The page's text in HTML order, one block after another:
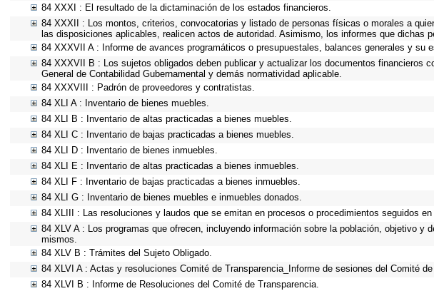
84 XXXI : El resultado de la dictaminación de los estados financieros.
84 XXXII : Los montos, criterios, convocatorias y listado de personas físicas o morales a
las disposiciones aplicables, realicen actos de autoridad. Asimismo, los informes que dichas
84 XXXVII A : Informe de avances programáticos o presupuestales, balances generales y su
84 XXXVII B : Los sujetos obligados deben publicar y actualizar los documentos financieros
General de Contabilidad Gubernamental y demás normatividad aplicable.
84 XXXVIII : Padrón de proveedores y contratistas.
84 XLI A : Inventario de bienes muebles.
84 XLI B : Inventario de altas practicadas a bienes muebles.
84 XLI C : Inventario de bajas practicadas a bienes muebles.
84 XLI D : Inventario de bienes inmuebles.
84 XLI E : Inventario de altas practicadas a bienes inmuebles.
84 XLI F : Inventario de bajas practicadas a bienes inmuebles.
84 XLI G : Inventario de bienes muebles e inmuebles donados.
84 XLIII : Las resoluciones y laudos que se emitan en procesos o procedimientos seguidos
84 XLV A : Los programas que ofrecen, incluyendo información sobre la población, objetivo
mismos.
84 XLV B : Trámites del Sujeto Obligado.
84 XLVI A : Actas y resoluciones Comité de Transparencia_Informe de sesiones del Comité
84 XLVI B : Informe de Resoluciones del Comité de Transparencia.